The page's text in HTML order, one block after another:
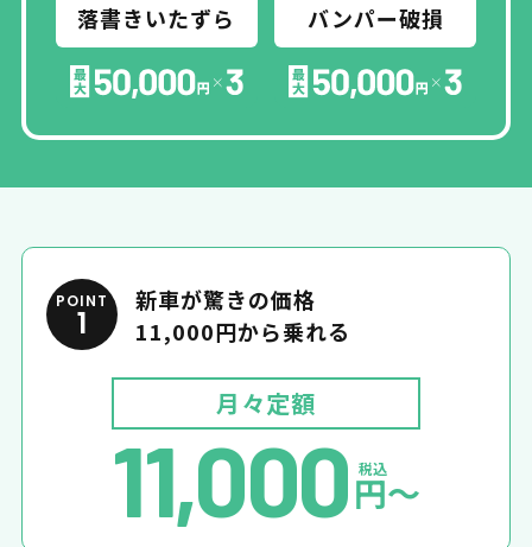
落書きいたずら バンパー破損
POINT
1
新車が驚きの価格
11,000円から乗れる
月々定額
11,000 税込
円〜